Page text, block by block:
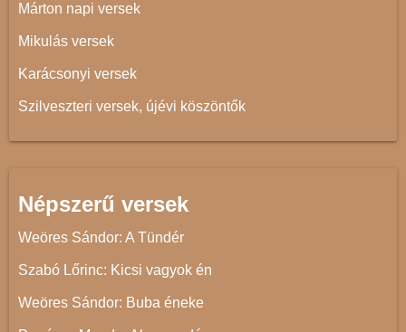
Márton napi versek
Mikulás versek
Karácsonyi versek
Szilveszteri versek, újévi köszöntők
Népszerű versek
Weöres Sándor: A Tündér
Szabó Lőrinc: Kicsi vagyok én
Weöres Sándor: Buba éneke